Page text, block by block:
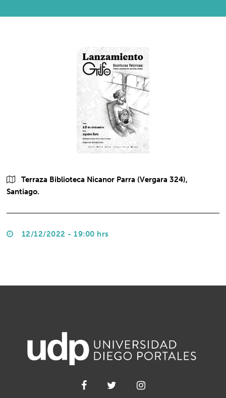
Terraza Biblioteca Nicanor Parra (Vergara 324),
Santiago.
12/12/2022 - 19:00 hrs